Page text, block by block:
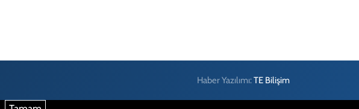
Haber Yazılımı:TE Bilişim